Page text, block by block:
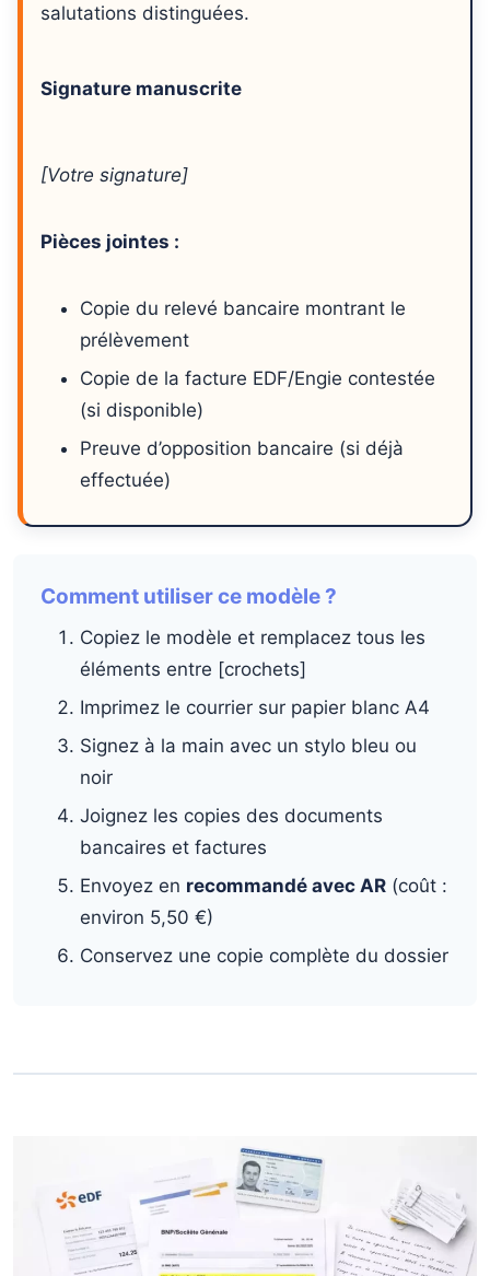
salutations distinguées.
Signature manuscrite
[Votre signature]
Pièces jointes :
Copie du relevé bancaire montrant le
prélèvement
Copie de la facture EDF/Engie contestée
(si disponible)
Preuve d’opposition bancaire (si déjà
effectuée)
Comment utiliser ce modèle ?
Copiez le modèle et remplacez tous les
éléments entre [crochets]
Imprimez le courrier sur papier blanc A4
Signez à la main avec un stylo bleu ou
noir
Joignez les copies des documents
bancaires et factures
Envoyez en recommandé avec AR (coût :
environ 5,50 €)
Conservez une copie complète du dossier